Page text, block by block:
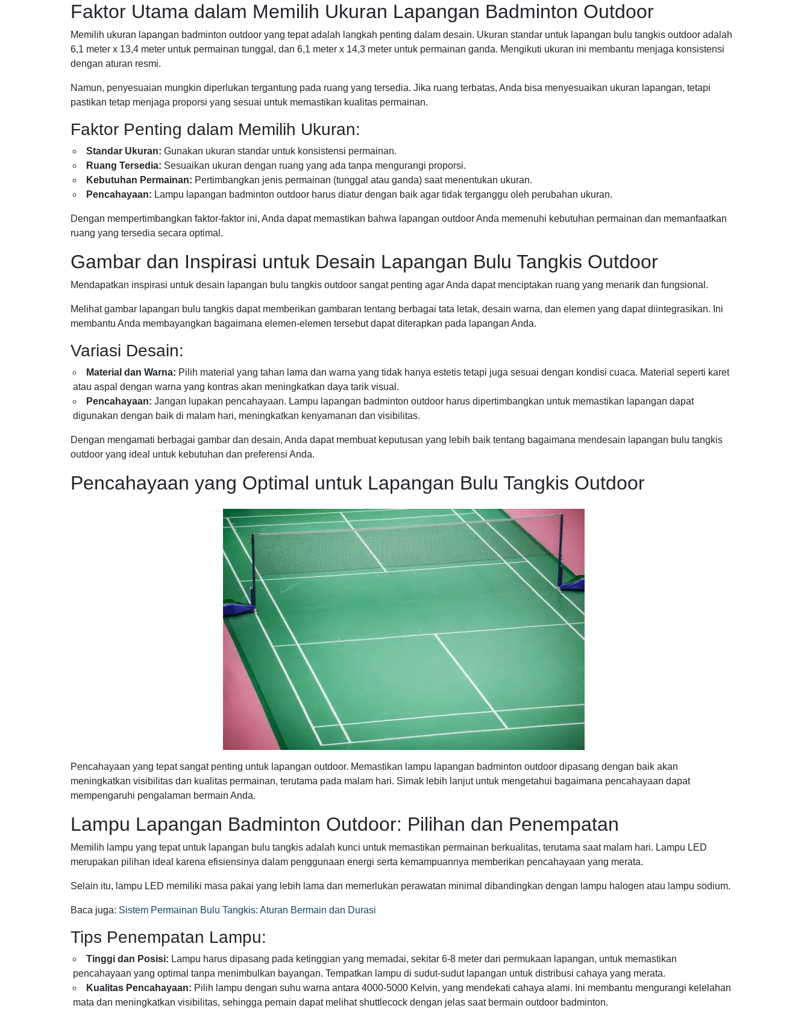
Faktor Utama dalam Memilih Ukuran Lapangan Badminton Outdoor
Memilih ukuran lapangan badminton outdoor yang tepat adalah langkah penting dalam desain. Ukuran standar untuk lapangan bulu tangkis outdoor adalah
6,1 meter x 13,4 meter untuk permainan tunggal, dan 6,1 meter x 14,3 meter untuk permainan ganda. Mengikuti ukuran ini membantu menjaga konsistensi
dengan aturan resmi.
Namun, penyesuaian mungkin diperlukan tergantung pada ruang yang tersedia. Jika ruang terbatas, Anda bisa menyesuaikan ukuran lapangan, tetapi
pastikan tetap menjaga proporsi yang sesuai untuk memastikan kualitas permainan.
Faktor Penting dalam Memilih Ukuran:
Standar Ukuran: Gunakan ukuran standar untuk konsistensi permainan.
Ruang Tersedia: Sesuaikan ukuran dengan ruang yang ada tanpa mengurangi proporsi.
Kebutuhan Permainan: Pertimbangkan jenis permainan (tunggal atau ganda) saat menentukan ukuran.
Pencahayaan: Lampu lapangan badminton outdoor harus diatur dengan baik agar tidak terganggu oleh perubahan ukuran.
Dengan mempertimbangkan faktor-faktor ini, Anda dapat memastikan bahwa lapangan outdoor Anda memenuhi kebutuhan permainan dan memanfaatkan
ruang yang tersedia secara optimal.
Gambar dan Inspirasi untuk Desain Lapangan Bulu Tangkis Outdoor
Mendapatkan inspirasi untuk desain lapangan bulu tangkis outdoor sangat penting agar Anda dapat menciptakan ruang yang menarik dan fungsional.
Melihat gambar lapangan bulu tangkis dapat memberikan gambaran tentang berbagai tata letak, desain warna, dan elemen yang dapat diintegrasikan. Ini
membantu Anda membayangkan bagaimana elemen-elemen tersebut dapat diterapkan pada lapangan Anda.
Variasi Desain:
Material dan Warna: Pilih material yang tahan lama dan warna yang tidak hanya estetis tetapi juga sesuai dengan kondisi cuaca. Material seperti karet
atau aspal dengan warna yang kontras akan meningkatkan daya tarik visual.
Pencahayaan: Jangan lupakan pencahayaan. Lampu lapangan badminton outdoor harus dipertimbangkan untuk memastikan lapangan dapat
digunakan dengan baik di malam hari, meningkatkan kenyamanan dan visibilitas.
Dengan mengamati berbagai gambar dan desain, Anda dapat membuat keputusan yang lebih baik tentang bagaimana mendesain lapangan bulu tangkis
outdoor yang ideal untuk kebutuhan dan preferensi Anda.
Pencahayaan yang Optimal untuk Lapangan Bulu Tangkis Outdoor
Pencahayaan yang tepat sangat penting untuk lapangan outdoor. Memastikan lampu lapangan badminton outdoor dipasang dengan baik akan
meningkatkan visibilitas dan kualitas permainan, terutama pada malam hari. Simak lebih lanjut untuk mengetahui bagaimana pencahayaan dapat
mempengaruhi pengalaman bermain Anda.
Lampu Lapangan Badminton Outdoor: Pilihan dan Penempatan
Memilih lampu yang tepat untuk lapangan bulu tangkis adalah kunci untuk memastikan permainan berkualitas, terutama saat malam hari. Lampu LED
merupakan pilihan ideal karena efisiensinya dalam penggunaan energi serta kemampuannya memberikan pencahayaan yang merata.
Selain itu, lampu LED memiliki masa pakai yang lebih lama dan memerlukan perawatan minimal dibandingkan dengan lampu halogen atau lampu sodium.
Baca juga: Sistem Permainan Bulu Tangkis: Aturan Bermain dan Durasi
Tips Penempatan Lampu:
Tinggi dan Posisi: Lampu harus dipasang pada ketinggian yang memadai, sekitar 6-8 meter dari permukaan lapangan, untuk memastikan
pencahayaan yang optimal tanpa menimbulkan bayangan. Tempatkan lampu di sudut-sudut lapangan untuk distribusi cahaya yang merata.
Kualitas Pencahayaan: Pilih lampu dengan suhu warna antara 4000-5000 Kelvin, yang mendekati cahaya alami. Ini membantu mengurangi kelelahan
mata dan meningkatkan visibilitas, sehingga pemain dapat melihat shuttlecock dengan jelas saat bermain outdoor badminton.